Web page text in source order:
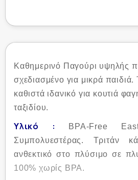
Καθημερινό Παγούρι υψηλής
σχεδιασμένο για μικρά
καθιστά ιδανικό για κουτιά
ταξιδίου.
Υλικό :
BPA-Free
Συμπολυεστέρας. Τριτάν
ανθεκτικό στο πλύσιμο σε
100% χωρίς BPA.